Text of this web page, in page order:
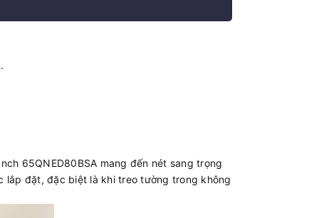
65QNED80BSA mang đến nét sang trọng
lắp đặt, đặc biệt là khi treo tường trong không